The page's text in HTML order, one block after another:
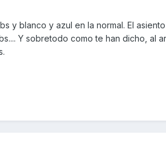
y blanco y azul en la normal. El
Y sobretodo como te han dicho, al